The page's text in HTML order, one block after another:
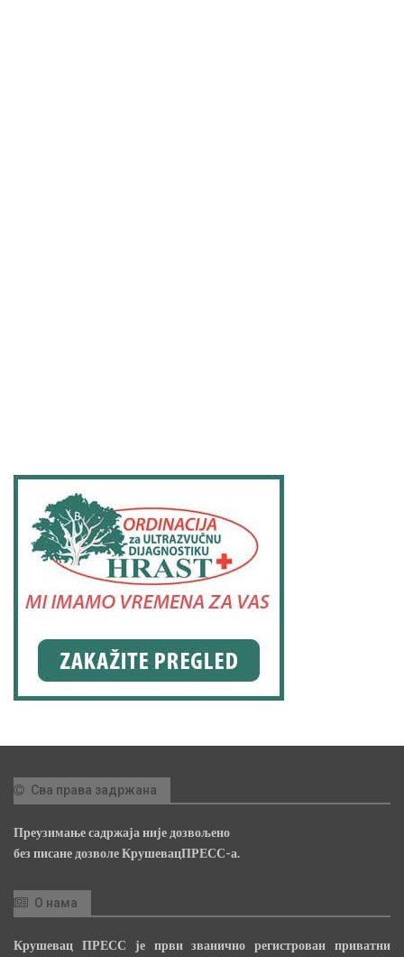
Сва права задржана
Преузимање садржаја није дозвољено
без писане дозволе КрушевацПРЕСС-а.
О нама
Крушевац ПРЕСС је први званично регистрован приватни